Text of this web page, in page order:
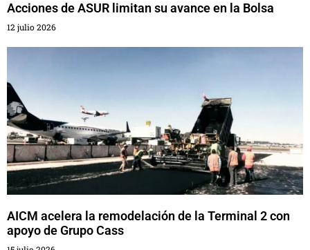
Acciones de ASUR limitan su avance en la Bolsa
12 julio 2026
AICM acelera la remodelación de la Terminal 2 con
apoyo de Grupo Cass